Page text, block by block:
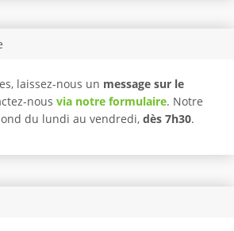
laissez-nous un message sur le
nous via notre formulaire. Notre
du lundi au vendredi, dès 7h30.